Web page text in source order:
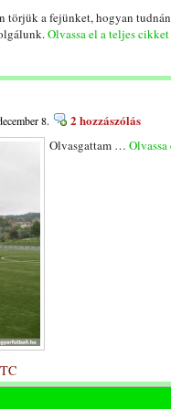
törjük a fejünket, hogyan
Olvassa el a teljes cikket
8. 2 hozzászólás
Olvasgattam …